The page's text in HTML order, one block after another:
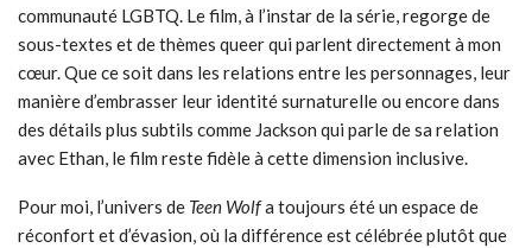
communauté LGBTQ. Le film, à l’instar de la série, regorge de
sous-textes et de thèmes queer qui parlent directement à mon
cœur. Que ce soit dans les relations entre les personnages, leur
manière d’embrasser leur identité surnaturelle ou encore dans
des détails plus subtils comme Jackson qui parle de sa relation
avec Ethan, le film reste fidèle à cette dimension inclusive.
Pour moi, l’univers de Teen Wolfa toujours été un espace de
réconfort et d’évasion, où la différence est célébrée plutôt que